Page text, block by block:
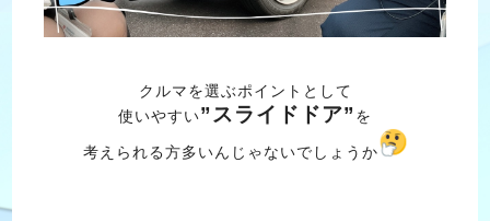
クルマを選ぶポイントとして
使いやすい”スライドドア” を
考えられる方多いんじゃないでしょうか